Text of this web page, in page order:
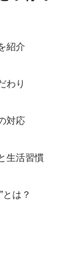
紹介
わり
対応
生活習慣
は？